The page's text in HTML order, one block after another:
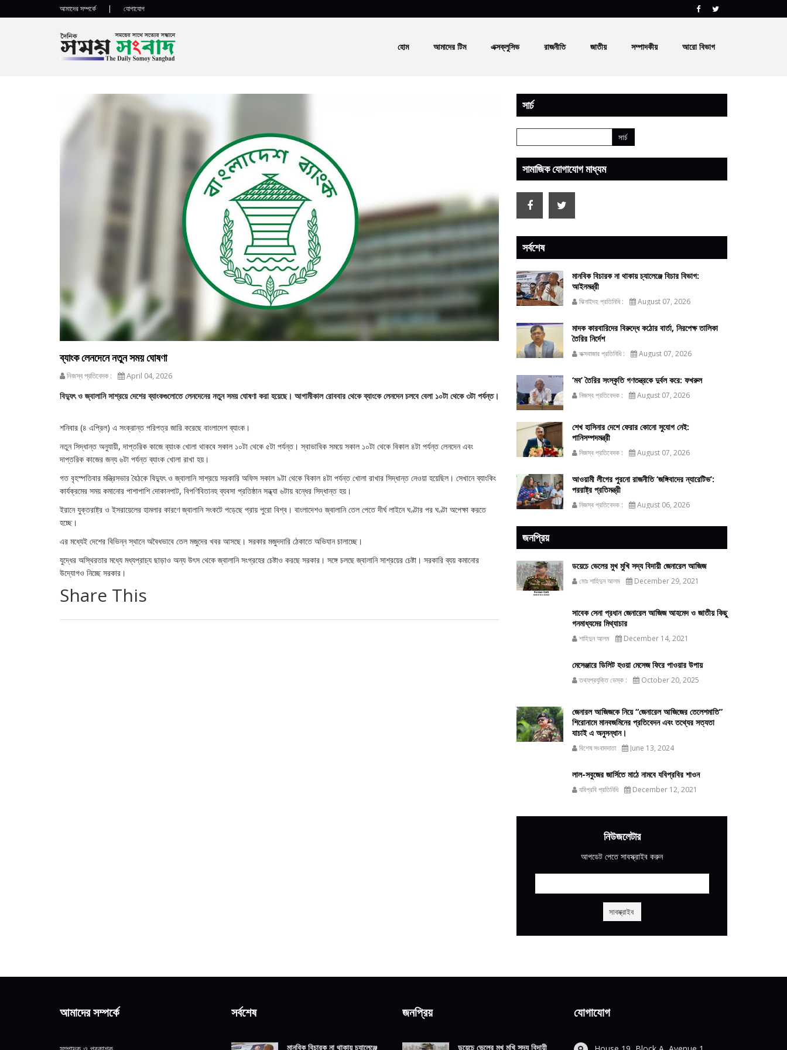
আমাদের সম্পর্কে | যোগাযোগ
হোম আমাদের টিম এক্সক্লুসিভ রাজনীতি জাতীয় সম্পাদকীয় আরো বিভাগ
ব্যাংক লেনদেনে নতুন সময় ঘোষণা
নিজস্ব প্রতিবেদক : April 04, 2026
বিদ্যুৎ ও জ্বালানি সাশ্রয়ে দেশের ব্যাংকগুলোতে লেনদেনের নতুন সময় ঘোষণা করা হয়েছে। আগামীকাল রোববার থেকে ব্যাংকে লেনদেন চলবে বেলা ১০টা থেকে ৩টা পর্যন্ত।
শনিবার (৪ এপ্রিল) এ সংক্রান্ত পরিপত্র জারি করেছে বাংলাদেশ ব্যাংক।
নতুন সিদ্ধান্ত অনুযায়ী, দাপ্তরিক কাজে ব্যাংক খোলা থাকবে সকাল ১০টা থেকে ৫টা পর্যন্ত। স্বাভাবিক সময়ে সকাল ১০টা থেকে বিকাল ৪টা পর্যন্ত লেনদেন এবং
দাপ্তরিক কাজের জন্য ৬টা পর্যন্ত ব্যাংক খোলা রাখা হয়।
গত বৃহস্পতিবার মন্ত্রিসভার বৈঠকে বিদ্যুৎ ও জ্বালানি সাশ্রয়ে সরকারি অফিস সকাল ৯টা থেকে বিকাল ৪টা পর্যন্ত খোলা রাখার সিদ্ধান্ত নেওয়া হয়েছিল। সেখানে ব্যাংকিং
কার্যক্রমের সময় কমানোর পাশাপাশি দোকানপাট, বিপণিবিতানহ ব্যবসা প্রতিষ্ঠান সন্ধ্যা ৬টায় বন্ধের সিদ্ধান্ত হয়।
ইরানে যুক্তরাষ্ট্র ও ইসরায়েলের হামলার কারণে জ্বালানি সংকটে পড়েছে প্রায় পুরো বিশ্ব। বাংলাদেশও জ্বালানি তেল পেতে দীর্ঘ লাইনে ঘণ্টার পর ঘণ্টা অপেক্ষা করতে
হচ্ছে।
এর মধ্যেই দেশের বিভিন্ন স্থানে অবৈধভাবে তেল মজুদের খবর আসছে। সরকার মজুদদারি ঠেকাতে অভিযান চালাচ্ছে।
যুদ্ধের অস্থিরতার মধ্যে মধ্যপ্রাচ্য ছাড়াও অন্য উৎস থেকে জ্বালানি সংগ্রহের চেষ্টাও করছে সরকার। সঙ্গে চলছে জ্বালানি সাশ্রয়ের চেষ্টা। সরকারি ব্যয় কমানোর
উদ্যোগও নিচ্ছে সরকার।
Share This
সার্চ
সামাজিক যোগাযোগ মাধ্যম
সর্বশেষ
মানবিক বিচারক না থাকায় চ্যালেঞ্জে বিচার বিভাগ:
আইনমন্ত্রী
ঝিনাইদহ প্রতিনিধি : August 07, 2026
মাদক কারবারিদের বিরুদ্ধে কঠোর বার্তা, নিরপেক্ষ তালিকা
তৈরির নির্দেশ
কক্সবাজার প্রতিনিধি : August 07, 2026
‘মব’ তৈরির সংস্কৃতি গণতন্ত্রকে দুর্বল করে: ফখরুল
নিজস্ব প্রতিবেদক : August 07, 2026
শেখ হাসিনার দেশে ফেরার কোনো সুযোগ নেই:
পানিসম্পদমন্ত্রী
নিজস্ব প্রতিবেদক : August 07, 2026
আওয়ামী লীগের পুরনো রাজনীতি ‘জঙ্গিবাদের ন্যারেটিভ’:
পররাষ্ট্র প্রতিমন্ত্রী
নিজস্ব প্রতিবেদক : August 06, 2026
জনপ্রিয়
ডয়েচে ভেলের মুখ মুখি সদ্য বিদায়ী জেনারেল আজিজ
মোঃ শাহিদুন আলম December 29, 2021
সাবেক সেনা প্রধান জেনারেল আজিজ আহমেদ ও জাতীয় কিছু
গনমাধ্যমের মিথ্যাচার
শাহিদুন আলম December 14, 2021
মেসেঞ্জারে ডিলিট হওয়া মেসেজ ফিরে পাওয়ার উপায়
তথ্যপ্রযুক্তি ডেস্ক : October 20, 2025
জেনারল আজিজকে নিয়ে “জেনারেল আজিজের তেলেশমাতি”
শিরোনামে মানবজমিনের প্রতিবেদন এবং তথ্যের সত্যতা
যাচাই এ অনুসন্ধান।
বিশেষ সংবাদদাতা June 13, 2024
লাল-সবুজের জার্সিতে মাঠে নামবে যবিপ্রবির শাওন
যবিপ্রবি প্রতিনিধি December 12, 2021
নিউজলেটার
আপডেট পেতে সাবস্ক্রাইব করুন
আমাদের সম্পর্কে সর্বশেষ
মানবিক বিচারক না থাকায় চ্যালেঞ্জে
জনপ্রিয়
ডয়েচে ভেলের মুখ মুখি সদ্য বিদায়ী
যোগাযোগ